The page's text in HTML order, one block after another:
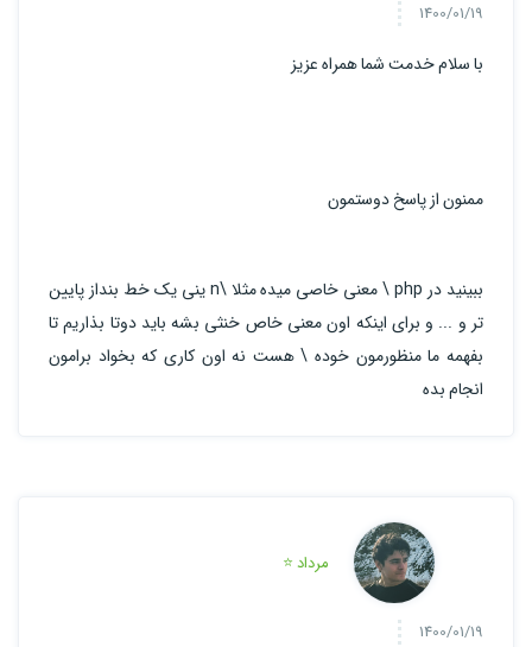
1400/01/19
با سلام خدمت شما همراه عزیز
ممنون از پاسخ دوستمون
ببینید در php \ معنی خاصی میده مثلا \n ینی یک خط بنداز پایین
تر و ... و برای اینکه اون معنی خاص خنثی بشه باید دوتا بذاریم تا
بفهمه ما منظورمون خوده \ هست نه اون کاری که بخواد برامون
انجام بده
مرداد ⭐
1400/01/19